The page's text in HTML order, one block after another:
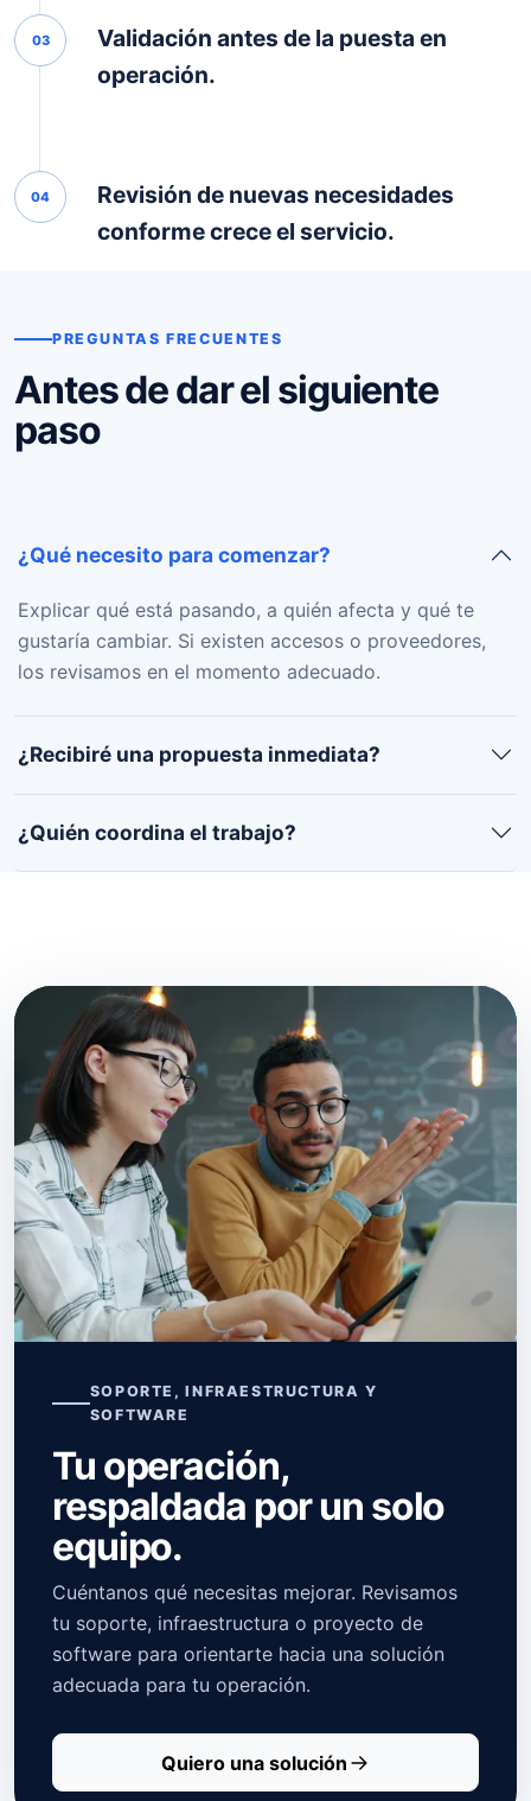
03
Validación antes de la puesta en
operación.
04
Revisión de nuevas necesidades
conforme crece el servicio.
PREGUNTAS FRECUENTES
Antes de dar el siguiente
paso
¿Qué necesito para comenzar?
Explicar qué está pasando, a quién afecta y qué te
gustaría cambiar. Si existen accesos o proveedores,
los revisamos en el momento adecuado.
¿Recibiré una propuesta inmediata?
¿Quién coordina el trabajo?
SOPORTE, INFRAESTRUCTURA Y
SOFTWARE
Tu operación,
respaldada por un solo
equipo.
Cuéntanos qué necesitas mejorar. Revisamos
tu soporte, infraestructura o proyecto de
software para orientarte hacia una solución
adecuada para tu operación.
Quiero una solución